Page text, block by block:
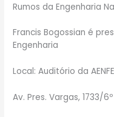
Rumos da Engenharia
Francis Bogossian é
Engenharia
Local: Auditório da
Av. Pres. Vargas, 1733/